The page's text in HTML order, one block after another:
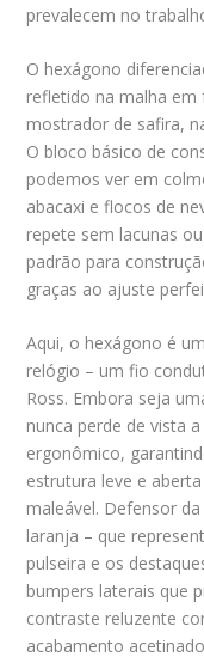
prevalecem no
O hexágono
refletido na malha
mostrador de safira,
O bloco básico de
podemos ver em
abacaxi e flocos de
repete sem lacunas
padrão para
graças ao ajuste
Aqui, o hexágono é
relógio – um fio
Ross. Embora seja
nunca perde de vista
ergonômico,
estrutura leve e
maleável. Defensor
laranja – que
pulseira e os
bumpers laterais que
contraste reluzente
acabamento